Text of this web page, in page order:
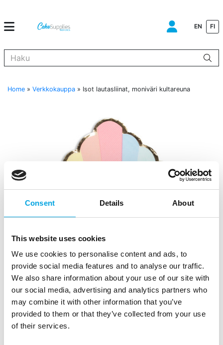
Consent Details About
This website uses cookies
We use cookies to personalise content and ads, to
provide social media features and to analyse our traffic.
We also share information about your use of our site with
our social media, advertising and analytics partners who
may combine it with other information that you’ve
provided to them or that they’ve collected from your use
of their services.
EN FI
Home » Verkkokauppa » Isot lautasliinat, moniväri kultareuna